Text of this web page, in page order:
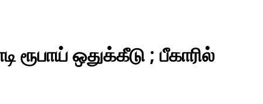
ஒதுக்கீடு ; பீகாரில்